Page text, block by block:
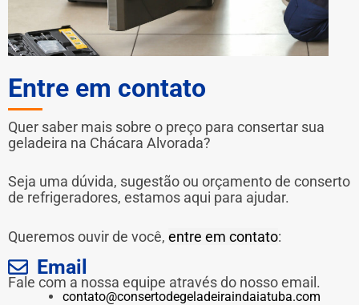
Entre em contato
Quer saber mais sobre o preço para consertar sua
geladeira na Chácara Alvorada?
Seja uma dúvida, sugestão ou orçamento de conserto
de refrigeradores, estamos aqui para ajudar.
Queremos ouvir de você, entre em contato:
Email
Fale com a nossa equipe através do nosso email.
contato@consertodegeladeiraindaiatuba.com